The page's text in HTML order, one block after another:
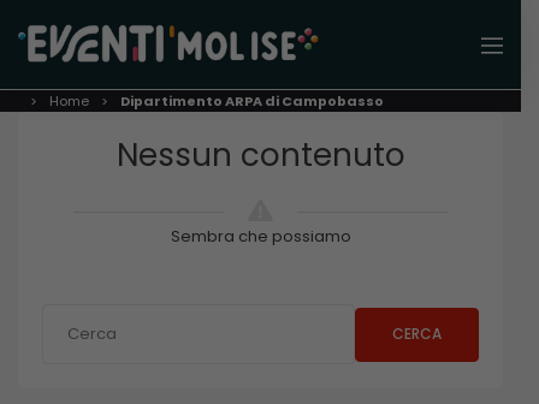
Home Dipartimento ARPA di Campobasso
Nessun contenuto
Sembra che possiamo
CERCA